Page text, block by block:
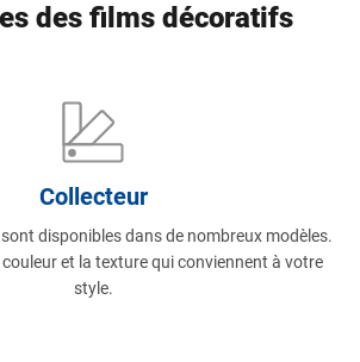
des films décoratifs
Collecteur
disponibles dans de nombreux modèles.
et la texture qui conviennent à votre
style.